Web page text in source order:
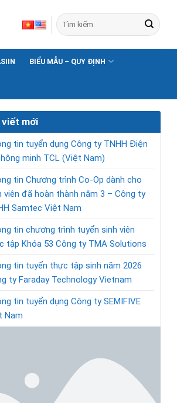
BIỂU MẪU – QUY ĐỊNH
viết mới
tin tuyển dụng Công ty TNHH Điện
minh TCL (Việt Nam)
tin Chương trình Co-Op dành cho
viên đã hoàn thành năm 3 – Công ty
Samtec Việt Nam
tin chương trình tuyển sinh viên
tập Khóa 53 Công ty TMA Solutions
tin tuyển thực tập sinh năm 2026
ty Faraday Technology Vietnam
tin tuyển dụng Công ty SEMIFIVE
Nam